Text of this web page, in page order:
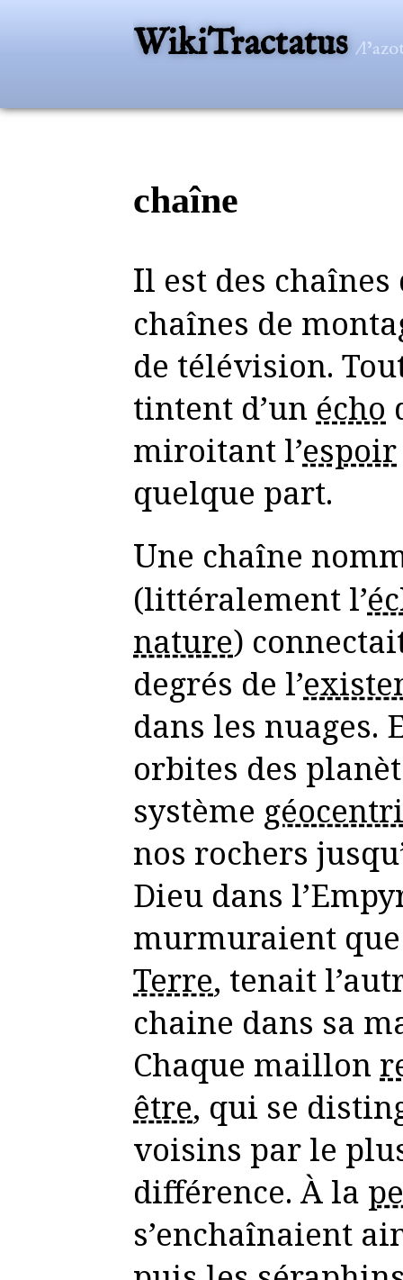
WikiTractatus /
chaîne
Il est des chaînes de fer, des
chaînes de
de télévision.
tintent d’un écho
miroitant l’espoir
quelque part.
Une chaîne
(littéralement l’
nature)
degrés de l’
dans les nuages.
orbites des
système
nos rochers
Dieu dans
murmuraient que
Terre, tenait
chaine dans sa
Chaque maillon
être, qui se
voisins par le
différence. À la
s’enchaînaient